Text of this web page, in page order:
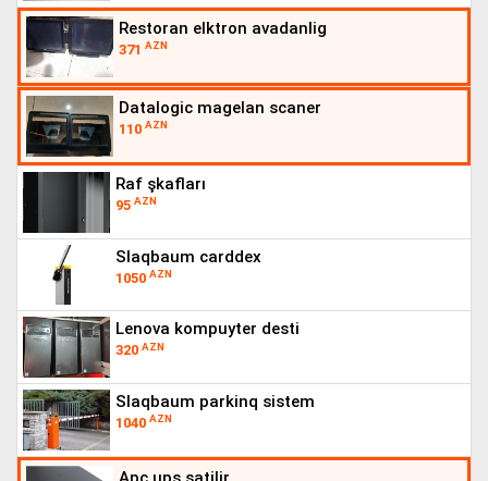
restoran elktron avadanlig
371 AZN
datalogic magelan scaner
110 AZN
raf şkafları
95 AZN
slaqbaum carddex
1050 AZN
lenova kompuyter desti
320 AZN
slaqbaum parkinq sistem
1040 AZN